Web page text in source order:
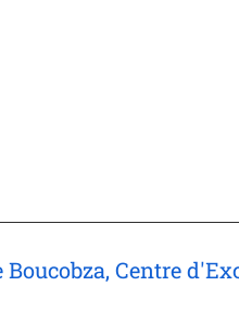
Centre